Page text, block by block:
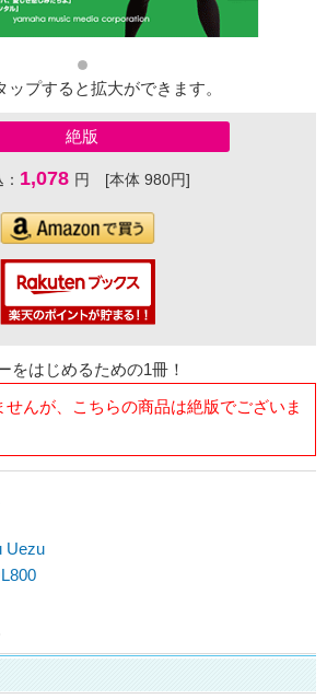
ップすると拡大ができます。
絶版
1,078 円 [本体 980円]
をはじめるための1冊！
んが、こちらの商品は絶版でございま
Uezu